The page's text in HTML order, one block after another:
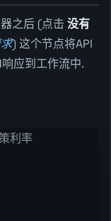
之后 (点击 没有
) 这个节点将API
应到工作流中.
利率